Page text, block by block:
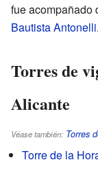
fue acompañado
Bautista Antonelli.
Torres de
Alicante
Véase también: Torres
Torre de la